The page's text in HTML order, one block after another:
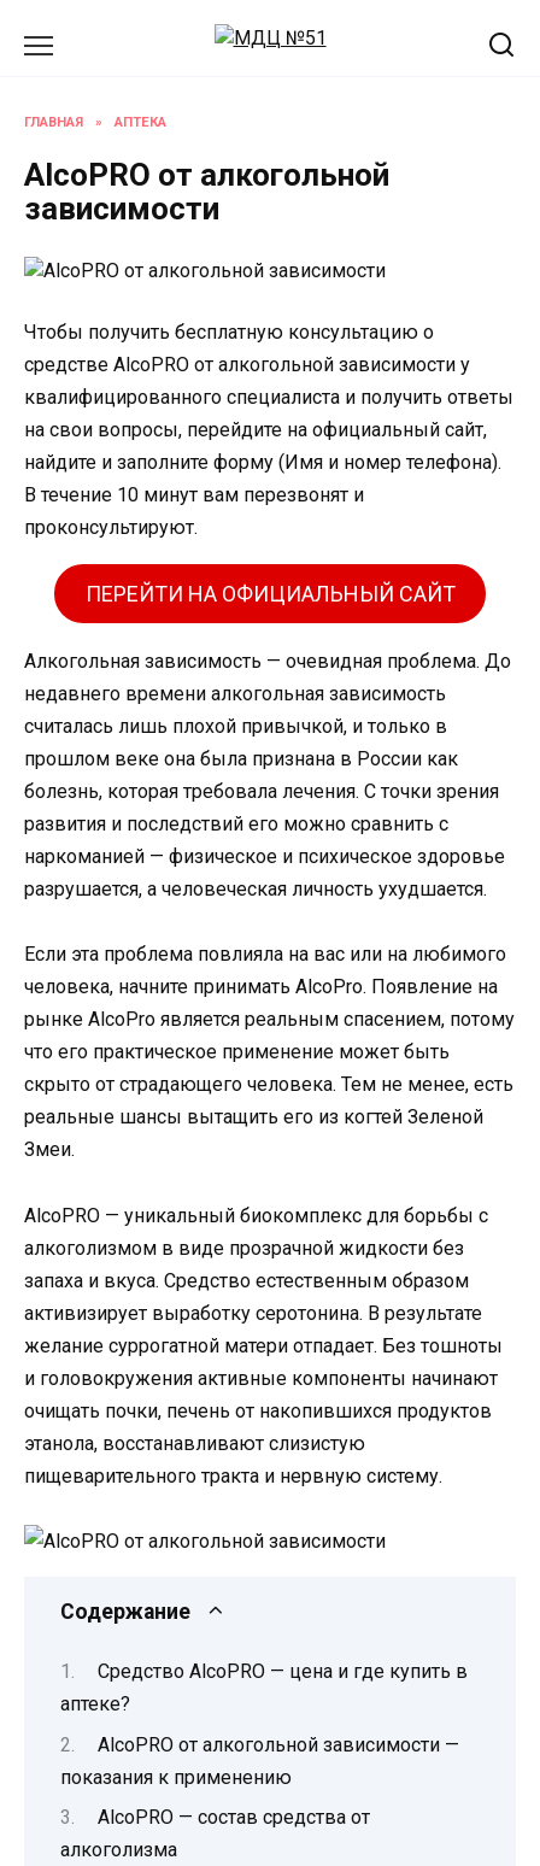
ГЛАВНАЯ » АПТЕКА
AlcoPRO от алкогольной
зависимости
Чтобы получить бесплатную консультацию о
средстве AlcoPRO от алкогольной зависимости у
квалифицированного специалиста и получить ответы
на свои вопросы, перейдите на официальный сайт,
найдите и заполните форму (Имя и номер телефона).
В течение 10 минут вам перезвонят и
проконсультируют.
ПЕРЕЙТИ НА ОФИЦИАЛЬНЫЙ САЙТ
Алкогольная зависимость — очевидная проблема. До
недавнего времени алкогольная зависимость
считалась лишь плохой привычкой, и только в
прошлом веке она была признана в России как
болезнь, которая требовала лечения. С точки зрения
развития и последствий его можно сравнить с
наркоманией — физическое и психическое здоровье
разрушается, а человеческая личность ухудшается.
Если эта проблема повлияла на вас или на любимого
человека, начните принимать AlcoPro. Появление на
рынке AlcoPro является реальным спасением, потому
что его практическое применение может быть
скрыто от страдающего человека. Тем не менее, есть
реальные шансы вытащить его из когтей Зеленой
Змеи.
AlcoPRO — уникальный биокомплекс для борьбы с
алкоголизмом в виде прозрачной жидкости без
запаха и вкуса. Средство естественным образом
активизирует выработку серотонина. В результате
желание суррогатной матери отпадает. Без тошноты
и головокружения активные компоненты начинают
очищать почки, печень от накопившихся продуктов
этанола, восстанавливают слизистую
пищеварительного тракта и нервную систему.
Содержание
Средство AlcoPRO — цена и где купить в
аптеке?
AlcoPRO от алкогольной зависимости —
показания к применению
AlcoPRO — состав средства от
алкоголизма